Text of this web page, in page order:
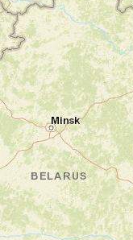
Votre guide
explorer
gréco-
Bibliothèque
temple
d’empire et
vous visitez
Selçuk, où
d’Artémis
siècles. Puis
édifiée au
l’apôtre.
Nuit en